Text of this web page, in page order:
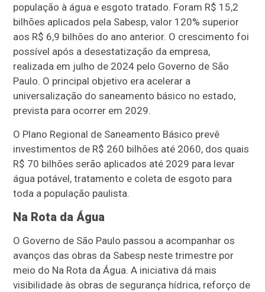
população à água e esgoto tratado. Foram R$ 15,2
bilhões aplicados pela Sabesp, valor 120% superior
aos R$ 6,9 bilhões do ano anterior. O crescimento foi
possível após a desestatização da empresa,
realizada em julho de 2024 pelo Governo de São
Paulo. O principal objetivo era acelerar a
universalização do saneamento básico no estado,
prevista para ocorrer em 2029.
O Plano Regional de Saneamento Básico prevê
investimentos de R$ 260 bilhões até 2060, dos quais
R$ 70 bilhões serão aplicados até 2029 para levar
água potável, tratamento e coleta de esgoto para
toda a população paulista.
Na Rota da Água
O Governo de São Paulo passou a acompanhar os
avanços das obras da Sabesp neste trimestre por
meio do Na Rota da Água. A iniciativa dá mais
visibilidade às obras de segurança hídrica, reforço de